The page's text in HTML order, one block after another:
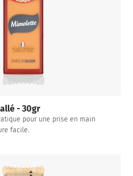
- 30gr
pour une prise en main
facile.